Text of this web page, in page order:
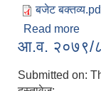
बजेट
Read more
आ.व. २०७९/
Submitted on: